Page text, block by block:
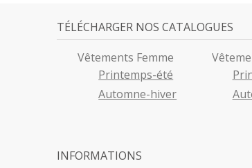
TÉLÉCHARGER NOS CATALOGUES
Vêtements Femme
Printemps-été
Automne-hiver
INFORMATIONS